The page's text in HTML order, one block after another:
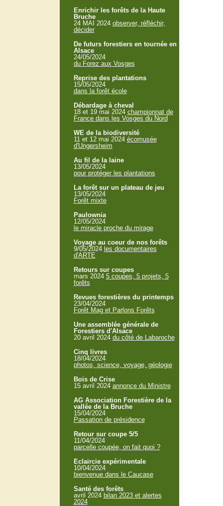
Enrichir les forêts de la Haute
Bruche
24 MAI 2024 observer, réfléchir,
décider
De futurs forestiers en tournée en
Alsace
24/05/2024
du Forez aux Vosges
Reprise des plantations
15/05/2024
dans la forêt école
Débardage à cheval
18 et 19 mai 2024 championnat de
France dans les Vosges du Nord
WE de la biodiversité
11 et 12 mai 2024 écomusée
d'Ungersheim
Au fil de la laine
13/05/2024
pour protéger les plantations
La forêt sur un plateau de jeu
13/05/2024
Forêt mixte
Paulownia
12/05/2024
le miracle proche du mirage
Voyage au coeur de nos forêts
9/05/2024 les documentaires
d'ARTE
Retours sur coupes
mars 2024 5 coupes, 5 projets, 5
forêts
Revues forestières du printemps
23/04/2024
Forêt Mag et Parlons Forêts
Une assemblée générale de
Forestiers d'Alsace
20 avril 2024 du côté de Labaroche
Cinq livres
18/04/2024
photos, science, voyage, géologie
Bois de Crise
15 avril 2024 annonce du Ministre
AG Association Forestière de la
vallée de la Bruche
15/04/2024
Passation de présidence
Retour sur coupe 5/5
11/04/2024
parcelle coupée, on fait quoi ?
Eclaircie expérimentale
10/04/2024
bienvenue dans le Caucase
Santé des forêts
avril 2024 bilan 2023 et alertes
2024